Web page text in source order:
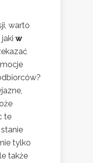
warto
w
te
tylko
także